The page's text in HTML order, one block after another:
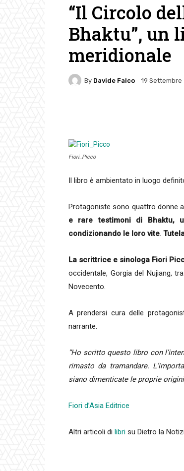
“Il Circolo
Bhaktu”, un
meridionale
By Davide Falco 19 Settembre
Fiori_Picco
Il libro è ambientato in luogo
Protagoniste sono quattro donne
e rare testimoni di Bhaktu,
condizionando le loro vite.
La scrittrice e sinologa Fiori
occidentale, Gorgia del Nujiang,
Novecento.
A prendersi cura delle
narrante.
“Ho scritto questo libro con
rimasto da tramandare.
siano dimenticate le proprie
Fiori d’Asia Editrice
Altri articoli di libri su Dietro la